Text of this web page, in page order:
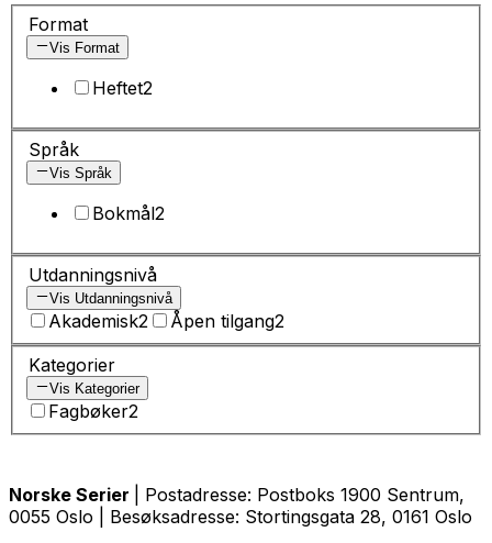
Format
Vis Format
Heftet2
Språk
Vis Språk
Bokmål2
Utdanningsnivå
Vis Utdanningsnivå
Akademisk2 Åpen tilgang2
Kategorier
Vis Kategorier
Fagbøker2
Norske Serier
| Postadresse: Postboks 1900 Sentrum,
0055 Oslo | Besøksadresse: Stortingsgata 28, 0161 Oslo